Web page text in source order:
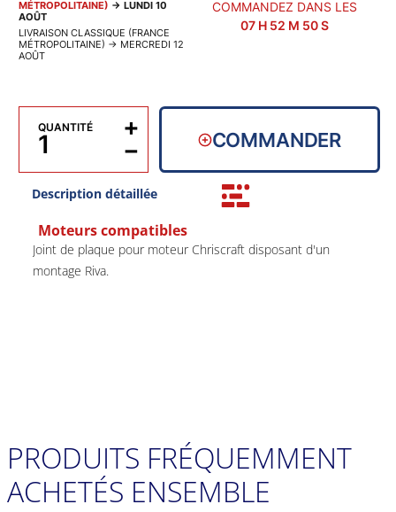
MÉTROPOLITAINE) → LUNDI 10
AOÛT
LIVRAISON CLASSIQUE (FRANCE
MÉTROPOLITAINE) → MERCREDI 12
AOÛT
COMMANDEZ DANS LES
07 H 52 M 49S
QUANTITÉ
−
+ COMMANDER
Description détaillée
Moteurs compatibles
Joint de plaque pour moteur Chriscraft disposant d'un
montage Riva.
PRODUITS FRÉQUEMMENT
ACHETÉS ENSEMBLE